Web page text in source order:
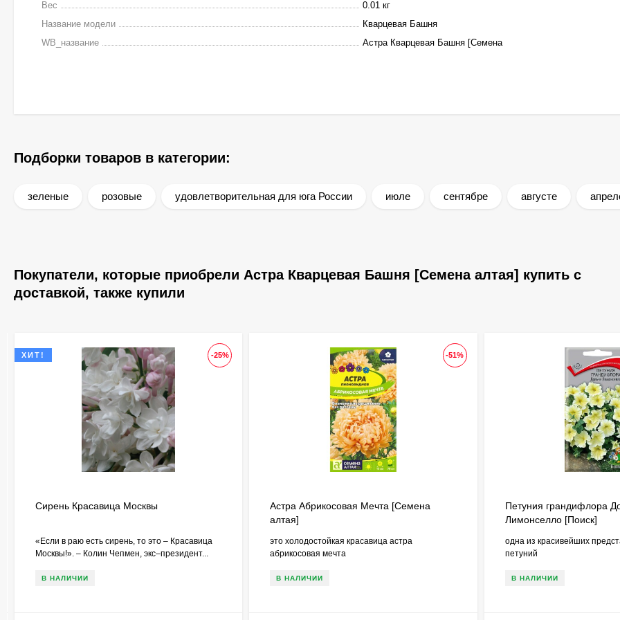
Вес
0.01 кг
Название модели
Кварцевая Башня
WB_название
Астра Кварцевая Башня [Семена
Подборки товаров в категории:
зеленые розовые удовлетворительная для юга России июле сентябре августе
Покупатели, которые приобрели Астра Кварцевая Башня [Семена алтая] купить с
доставкой, также купили
-25%
ХИТ!
Сирень Красавица Москвы
«Если в раю есть сирень, то это – Красавица
Москвы!». – Колин Чепмен, экс–президент...
В НАЛИЧИИ
-51%
Астра Абрикосовая Мечта [Семена
алтая]
это холодостойкая красавица астра
абрикосовая мечта
В НАЛИЧИИ
Петуния грандифлора
Лимонселло [Поиск]
одна из красивейших
петуний
В НАЛИЧИИ